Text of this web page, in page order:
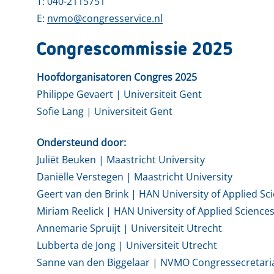
E: nvmo@congresservice.nl
Congrescommissie 2025
Hoofdorganisatoren Congres 2025
Philippe Gevaert | Universiteit Gent
Sofie Lang | Universiteit Gent
Ondersteund door:
Juliët Beuken | Maastricht University
Daniëlle Verstegen | Maastricht University
Geert van den Brink | HAN University of Applied
Miriam Reelick | HAN University of Applied Sciences
Annemarie Spruijt | Universiteit Utrecht
Lubberta de Jong | Universiteit Utrecht
Sanne van den Biggelaar | NVMO